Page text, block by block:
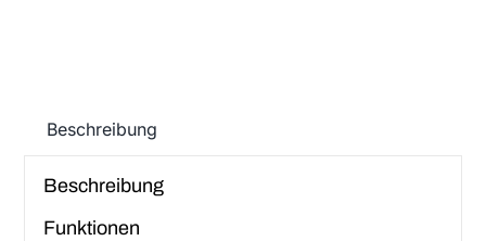
Beschreibung
Beschreibung
Funktionen